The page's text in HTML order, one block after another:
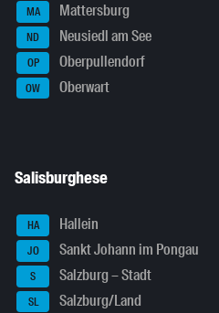
MA Mattersburg
ND Neusiedl am See
OP Oberpullendorf
OW Oberwart
Salisburghese
HA Hallein
JO Sankt Johann im Pongau
S Salzburg – Stadt
SL Salzburg/Land